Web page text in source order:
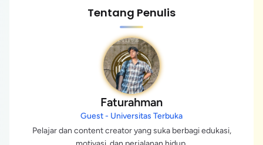
Tentang Penulis
Faturahman
Guest - Universitas Terbuka
Pelajar dan content creator yang suka berbagi edukasi,